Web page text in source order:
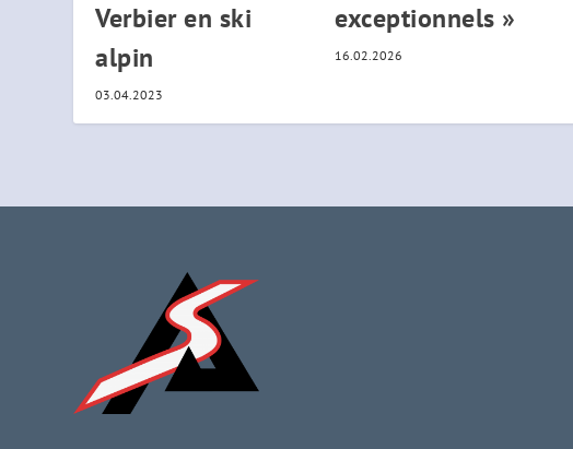
Verbier en ski
alpin
03.04.2023
exceptionnels »
16.02.2026